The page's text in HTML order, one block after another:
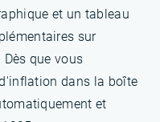
et un tableau
sur
que vous
dans la boîte
et